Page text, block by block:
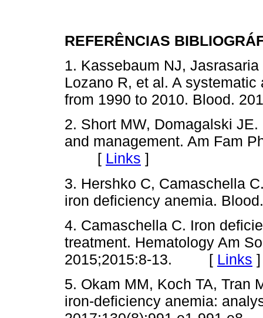
REFERÊNCIAS
1. Kassebaum NJ,
Lozano R, et al. A
from 1990 to 2010. Blood.
2. Short MW, Domagalski
and management. Am Fam
[ Links ]
3. Hershko C, Camaschella
iron deficiency anemia.
4. Camaschella C. Iron
treatment. Hematology Am
2015;2015:8-13. [ Links ]
5. Okam MM, Koch TA, Tran
iron-deficiency anemia: